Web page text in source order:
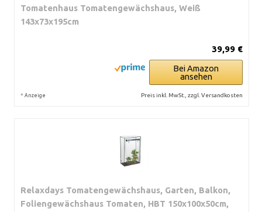
Tomatenhaus Tomatengewächshaus, Weiß
143x73x195cm
39,99 €
Bei Amazon
ansehen
* Anzeige Preis inkl. MwSt., zzgl. Versandkosten
Relaxdays Tomatengewächshaus, Garten, Balkon,
Foliengewächshaus Tomaten, HBT 150x100x50cm,